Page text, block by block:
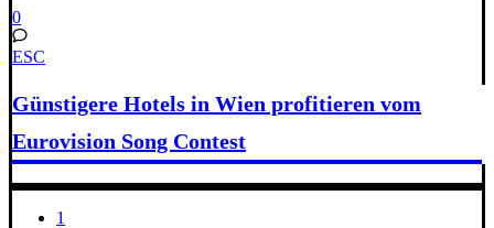
0
ESC
Günstigere Hotels in Wien profitieren vom
Eurovision Song Contest
1